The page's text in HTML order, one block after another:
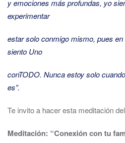
y emociones más profundas, yo
experimentar
estar solo conmigo mismo, pues
siento Uno
conTODO. Nunca estoy solo
es”.
Te invito a hacer esta meditación
Meditación: “Conexión con tu